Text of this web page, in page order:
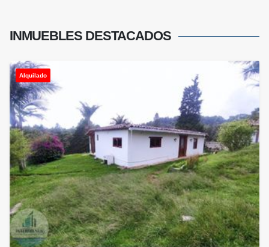
INMUEBLES DESTACADOS
Alquilado